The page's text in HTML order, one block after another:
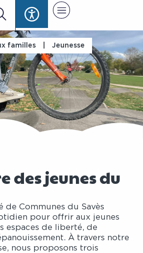
familles Jeunesse
des jeunes du
de Communes du Savès
pour offrir aux jeunes
espaces de liberté, de
À travers notre
nous proposons trois